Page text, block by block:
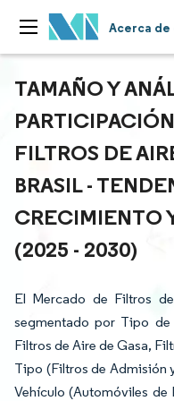
Acerca
TAMAÑO Y
FILTROS DE
BRASIL -
CRECIMIENTO
(2025 - 2030)
El Mercado de Filtros
segmentado por Tipo
Filtros de Aire de Gasa,
Tipo (Filtros de Admisión
Vehículo (Automóviles de